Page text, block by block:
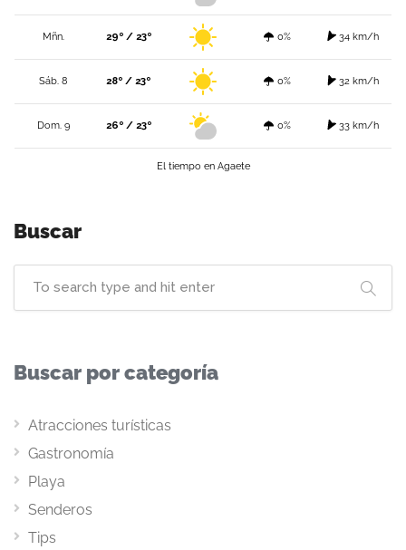
Mñn. 29º / 23º 0% 34 km/h
Sáb. 8 28º / 23º 0% 32 km/h
Dom. 9 26º / 23º 0% 33 km/h
El tiempo en Agaete
Buscar
Buscar por categoría
Atracciones turísticas
Gastronomía
Playa
Senderos
Tips